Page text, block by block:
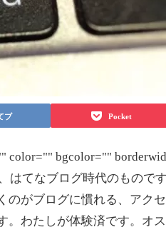
ブ Pocket
color="" bgcolor=""
てなブログ時代のもので
がブログに慣れる、アク
わたしが体験済です。オス